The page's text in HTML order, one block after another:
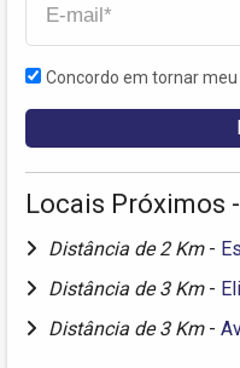
Concordo em tornar
Locais Próximos
Distância de 2 Km -
Distância de 3 Km -
Distância de 3 Km -